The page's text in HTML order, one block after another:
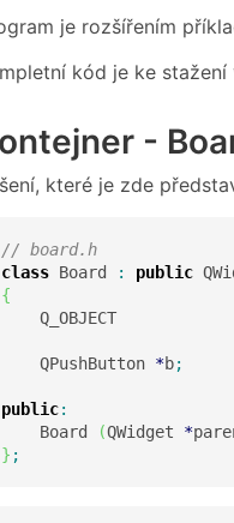
je rozšířením
kód je ke stažení
-
které je zde
// board.h
class Board : public
{
    Q_OBJECT
    QPushButton
*b;
public:
    Board
(QWidget *
} ;